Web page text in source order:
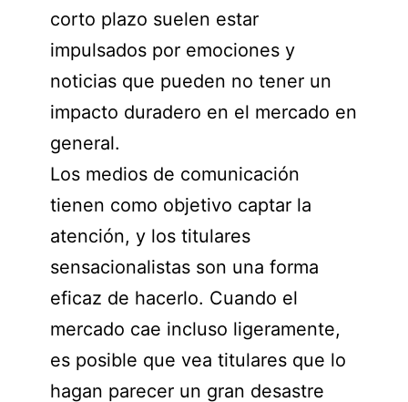
corto plazo suelen estar
impulsados ​​por emociones y
noticias que pueden no tener un
impacto duradero en el mercado en
general.
Los medios de comunicación
tienen como objetivo captar la
atención, y los titulares
sensacionalistas son una forma
eficaz de hacerlo. Cuando el
mercado cae incluso ligeramente,
es posible que vea titulares que lo
hagan parecer un gran desastre